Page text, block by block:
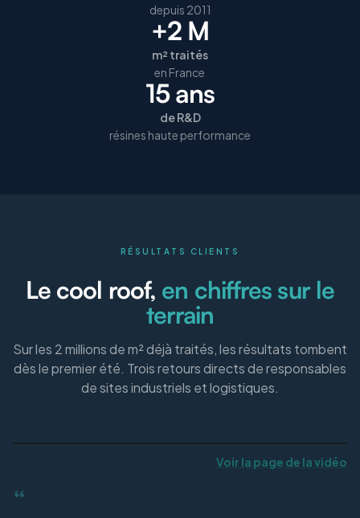
depuis 2011
+2 M
m² traités
en France
15 ans
de R&D
résines haute performance
RÉSULTATS CLIENTS
Le cool roof, en chiffres sur le
terrain
Sur les 2 millions de m² déjà traités, les résultats tombent
dès le premier été. Trois retours directs de responsables
de sites industriels et logistiques.
Voir la page de la vidéo
“